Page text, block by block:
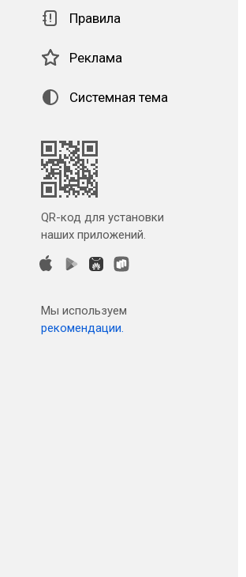
Правила
Реклама
Системная тема
QR-код для установки
наших приложений.
Мы используем
рекомендации.